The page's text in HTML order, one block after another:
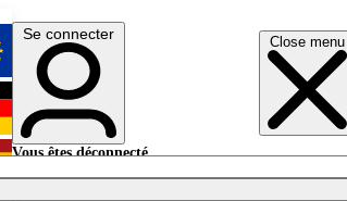
Close menu
English
Deutsch
Se connecter
Vous êtes déconnecté.